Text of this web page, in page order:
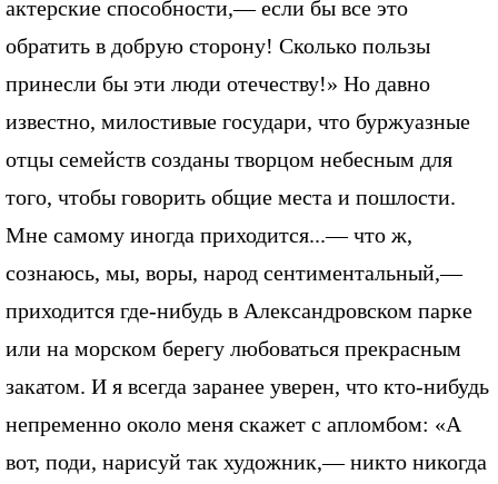
актерские способности,— если бы все это
обратить в добрую сторону! Сколько пользы
принесли бы эти люди отечеству!» Но давно
известно, милостивые государи, что буржуазные
отцы семейств созданы творцом небесным для
того, чтобы говорить общие места и пошлости.
Мне самому иногда приходится...— что ж,
сознаюсь, мы, воры, народ сентиментальный,—
приходится где-нибудь в Александровском парке
или на морском берегу любоваться прекрасным
закатом. И я всегда заранее уверен, что кто-нибудь
непременно около меня скажет с апломбом: «А
вот, поди, нарисуй так художник,— никто никогда